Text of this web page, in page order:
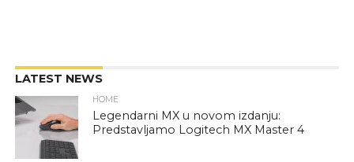
LATEST NEWS
HOME
Legendarni MX u novom izdanju:
Predstavljamo Logitech MX Master 4